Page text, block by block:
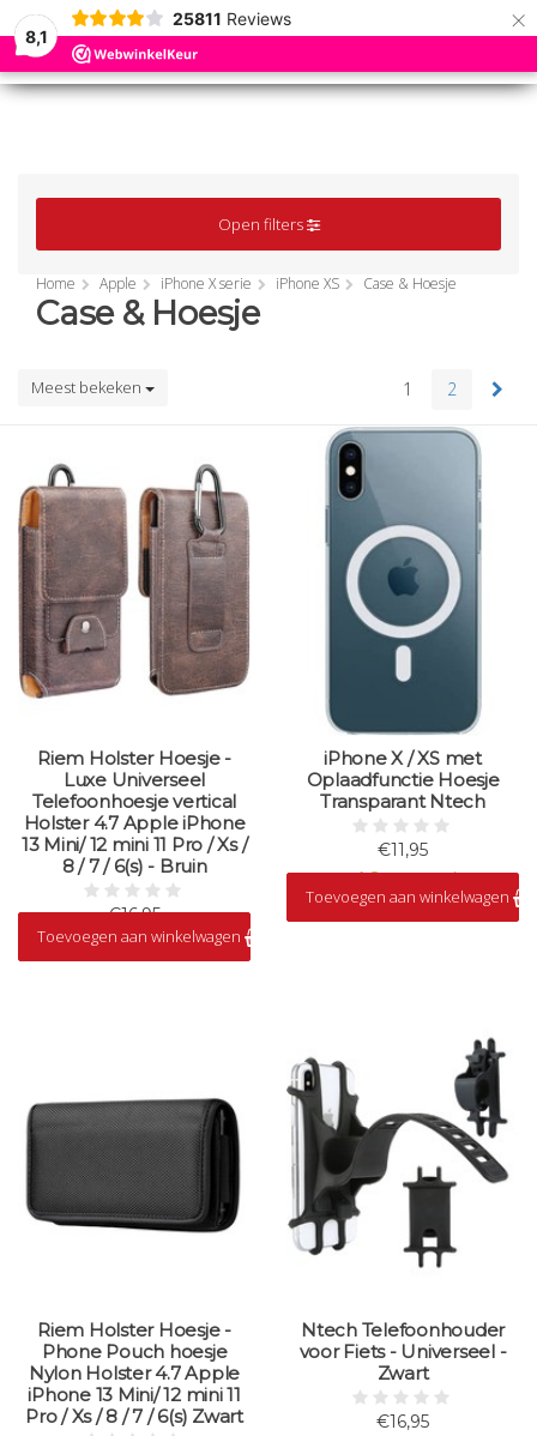
8,1
25811 Reviews ×
MENU
MENU
Open filters
Home Apple iPhone X serie iPhone XS Case & Hoesje
Case & Hoesje
Meest bekeken 1 2
Riem Holster Hoesje -
Luxe Universeel
Telefoonhoesje vertical
Holster 4.7 Apple iPhone
13 Mini/ 12 mini 11 Pro / Xs /
8 / 7 / 6(s) - Bruin
€16,95
Op voorraad
Toevoegen aan winkelwagen
iPhone X / XS met
Oplaadfunctie Hoesje
Transparant Ntech
€11,95
Op voorraad
Toevoegen aan winkelwagen
Riem Holster Hoesje -
Phone Pouch hoesje
Nylon Holster 4.7 Apple
iPhone 13 Mini/ 12 mini 11
Pro / Xs / 8 / 7 / 6(s) Zwart
Ntech Telefoonhouder
voor Fiets - Universeel -
Zwart
€16,95